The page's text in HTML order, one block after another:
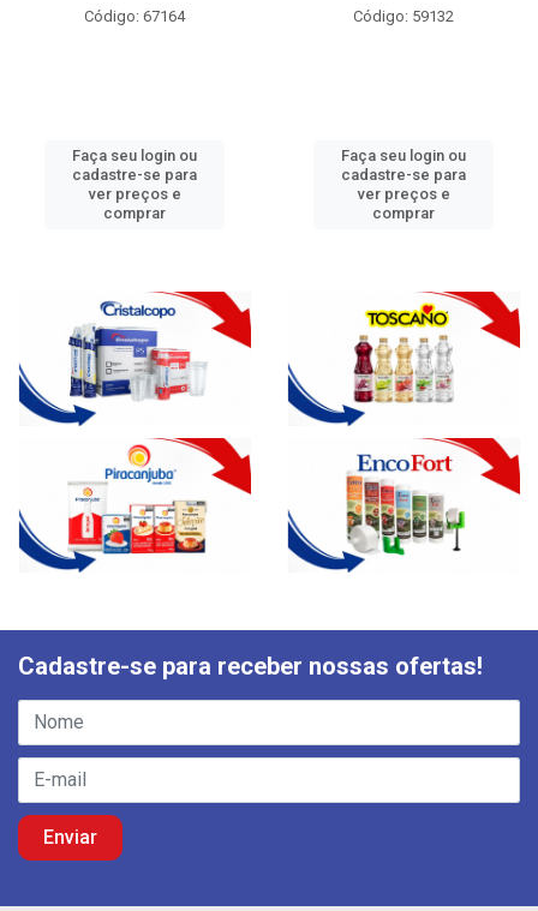
Código: 67164
Faça seu login ou
cadastre-se para
ver preços e
comprar
Código: 59132
Faça seu login ou
cadastre-se para
ver preços e
comprar
Cadastre-se para receber nossas ofertas!